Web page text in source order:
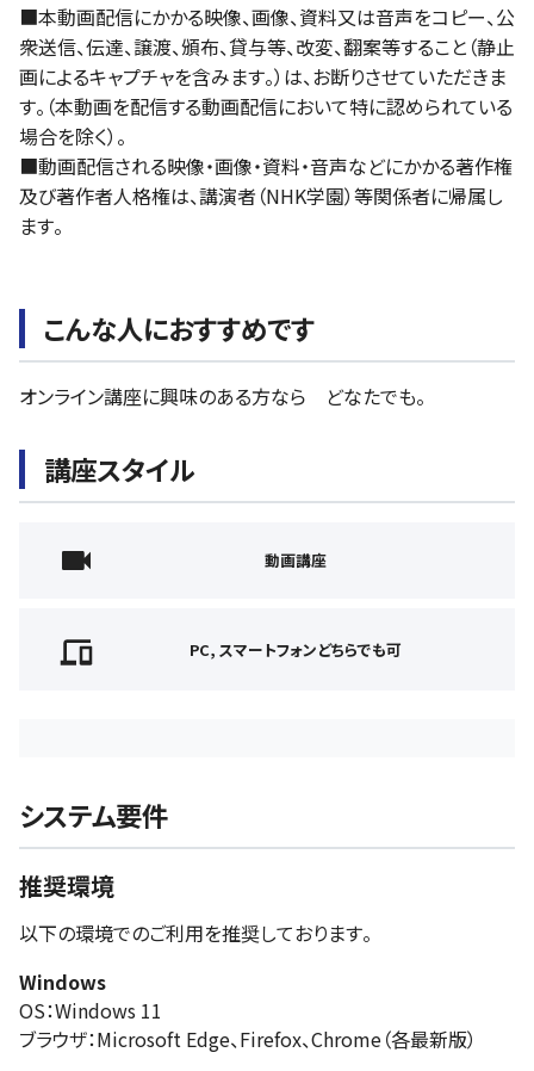
■本動画配信にかかる映像、画像、資料又は音声をコピー、公
衆送信、伝達、譲渡、頒布、貸与等、改変、翻案等すること（静止
画によるキャプチャを含みます。）は、お断りさせていただきま
す。（本動画を配信する動画配信において特に認められている
場合を除く）。
■動画配信される映像・画像・資料・音声などにかかる著作権
及び著作者人格権は、講演者（NHK学園）等関係者に帰属し
ます。
こんな人におすすめです
オンライン講座に興味のある方なら どなたでも。
講座スタイル
動画講座
PC, スマートフォンどちらでも可
システム要件
推奨環境
以下の環境でのご利用を推奨しております。
Windows
OS：Windows 11
ブラウザ：Microsoft Edge、Firefox、Chrome（各最新版）